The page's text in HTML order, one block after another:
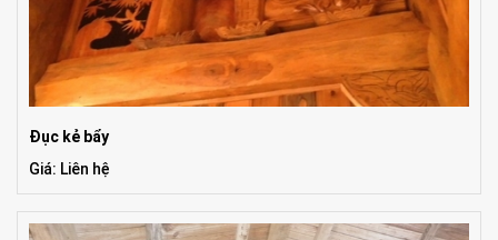
Đục kẻ bẩy
Giá: Liên hệ